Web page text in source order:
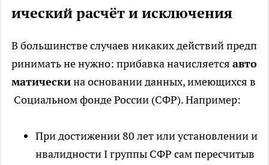
ический расчёт и исключения
В большинстве случаев никаких действий предп
ринимать не нужно: прибавка начисляется авто
матическина основании данных, имеющихся в
Социальном фонде России (СФР). Например:
При достижении 80 лет или установлении и
нвалидности I группы СФР сам пересчитыв